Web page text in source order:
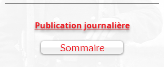
Publication journalière
Sommaire